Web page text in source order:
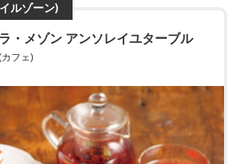
ルゾーン)
ラ・メゾン アンソレイユターブル
カフェ)